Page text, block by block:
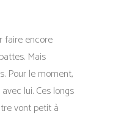
faire encore
Mais
Pour le moment,
lui. Ces longs
vont petit à